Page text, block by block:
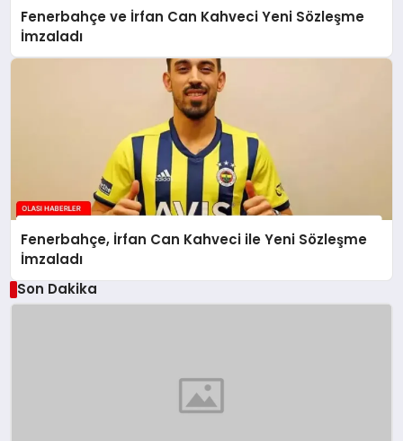
Fenerbahçe ve İrfan Can Kahveci Yeni Sözleşme
İmzaladı
Fenerbahçe, İrfan Can Kahveci ile Yeni Sözleşme
İmzaladı
Son Dakika